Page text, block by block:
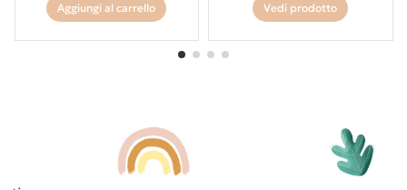
Aggiungi al carrello Vedi prodotto